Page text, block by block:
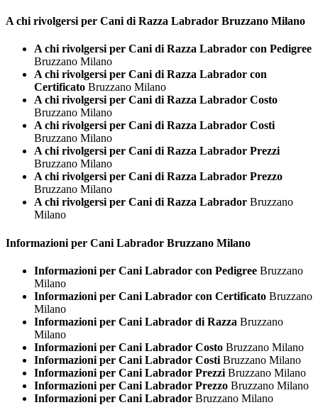
A chi rivolgersi per Cani di Razza Labrador Bruzzano Milano
A chi rivolgersi per Cani di Razza Labrador con Pedigree
Bruzzano Milano
A chi rivolgersi per Cani di Razza Labrador con
Certificato Bruzzano Milano
A chi rivolgersi per Cani di Razza Labrador Costo
Bruzzano Milano
A chi rivolgersi per Cani di Razza Labrador Costi
Bruzzano Milano
A chi rivolgersi per Cani di Razza Labrador Prezzi
Bruzzano Milano
A chi rivolgersi per Cani di Razza Labrador Prezzo
Bruzzano Milano
A chi rivolgersi per Cani di Razza Labrador Bruzzano
Milano
Informazioni per Cani Labrador Bruzzano Milano
Informazioni per Cani Labrador con Pedigree Bruzzano
Milano
Informazioni per Cani Labrador con Certificato Bruzzano
Milano
Informazioni per Cani Labrador di Razza Bruzzano
Milano
Informazioni per Cani Labrador Costo Bruzzano Milano
Informazioni per Cani Labrador Costi Bruzzano Milano
Informazioni per Cani Labrador Prezzi Bruzzano Milano
Informazioni per Cani Labrador Prezzo Bruzzano Milano
Informazioni per Cani Labrador Bruzzano Milano